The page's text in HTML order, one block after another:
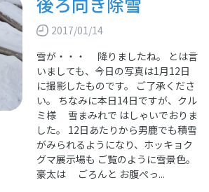
2017/01/14
雪が・・・ 降りましたね。 とは言
いましても、今日の写真は1月12日
に撮影したものです。 ご了承くださ
い。 ちなみに本日14日ですが、クル
ミ様 雪まみれで はしゃいでおりま
した。 12日あたりから男鹿でも積雪
がみられるようになり、ホッキョク
グマ展示場も ご覧のように雪景色。
豪太は ごろんと お腹ぺっ...